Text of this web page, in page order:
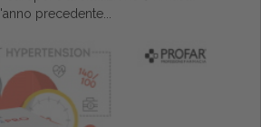
precedente...